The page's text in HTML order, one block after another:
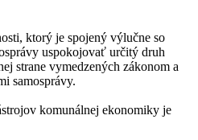
ktorý je spojený výlučne so
uspokojovať určitý druh
strane vymedzených zákonom a
samosprávy.
komunálnej ekonomiky je